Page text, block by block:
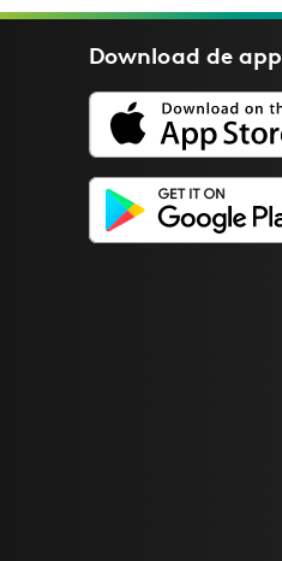
Download deapp